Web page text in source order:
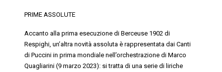
PRIME ASSOLUTE
Accanto alla prima esecuzione diBerceuse 1902 di
Respighi, un’altra novità assoluta è rappresentata daiCanti
di Puccini in prima mondiale nell’orchestrazione di Marco
Quagliarini (9 marzo 2023): si tratta di una serie di liriche